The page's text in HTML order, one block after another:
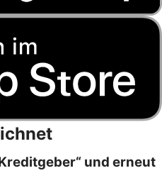
und erneut